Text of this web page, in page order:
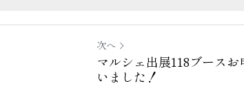
次へ
マルシェ出展118ブース
いました！